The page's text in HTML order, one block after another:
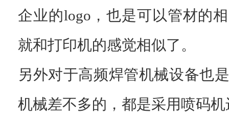
企业的logo，也是可以管材的
就和打印机的感觉相似了。
另外对于高频焊管机械设备也
机械差不多的，都是采用喷码